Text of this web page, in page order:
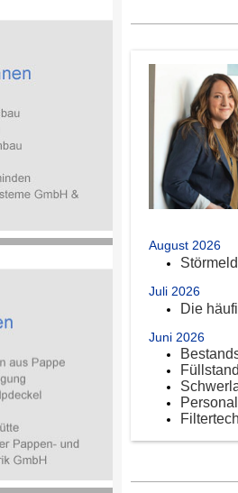
August 2026
Juli 2026
Die
Juni 2026